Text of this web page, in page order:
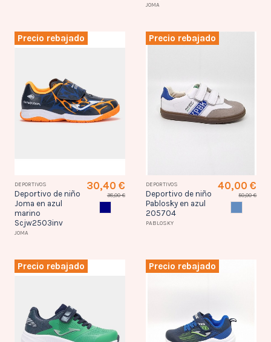
JOMA
Precio rebajado
DEPORTIVOS
Deportivo de niño
Joma en azul
marino
Scjw2503inv
JOMA
30,40 €
38,00 €
AZUL MARINO
Precio rebajado
DEPORTIVOS
Deportivo de niño
Pablosky en azul
205704
PABLOSKY
40,00 €
50,00 €
Precio rebajado Precio rebajado